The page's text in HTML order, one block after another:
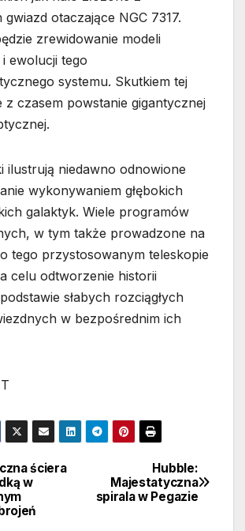
otaczające NGC 7317.
zrewidowanie modeli
ewolucji tego
systemu. Skutkiem tej
z czasem powstanie gigantycznej
ilustrują niedawno odnowione
wykonywaniem głębokich
galaktyk. Wiele programów
w tym także prowadzone na
tego przystosowanym teleskopie
celu odtworzenie historii
słabych rozciągłych
w bezpośrednim ich
Hubble:
Majestatyczna
spirala w Pegazie
ściera
w